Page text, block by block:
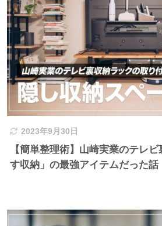
2023年9月30日
【簡単整理術】山崎実業のテレ
す収納」の最強アイテムだった話